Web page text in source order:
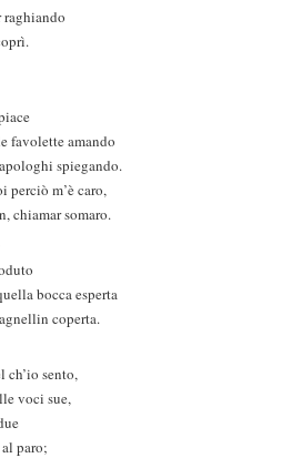
raghiando
favolette amando
spiegando.
perciò m’è caro,
chiamar somaro.
bocca esperta
coperta.
ch’io sento,
voci sue,
paro;